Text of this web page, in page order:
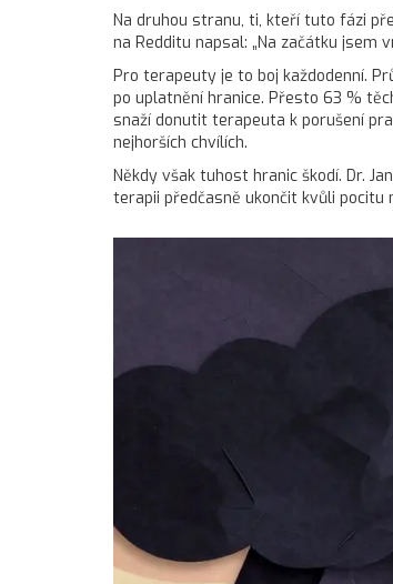
Na druhou stranu, ti, kteří tuto fázi
na Redditu napsal: „Na začátku jsem
Pro terapeuty je to boj každodenní.
po uplatnění hranice. Přesto 63 %
snaží donutit terapeuta k porušení
nejhorších chvílích.
Někdy však tuhost hranic škodí. Dr.
terapii předčasně ukončit kvůli